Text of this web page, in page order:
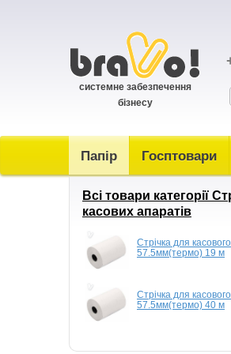
системне забезпечення
бізнесу
Папір Госптовари
Всі товари категорії
касових апаратiв
Стрічка для
57.5мм(термо) 19 м
Стрічка для
57.5мм(термо) 40 м